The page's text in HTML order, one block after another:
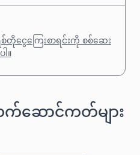
ငွေကြေးစာရင်းကို စစ်ဆေး
ပါ။
ဆောင်ကတ်များ